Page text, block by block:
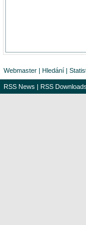
Webmaster | Hledání |
RSS News | RSS Downloads